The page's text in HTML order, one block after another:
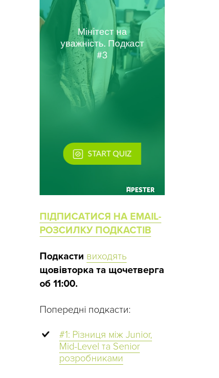
ПІДПИСАТИСЯ НА EMAIL-
РОЗСИЛКУ ПОДКАСТІВ
Подкасти виходять
щовівторка та щочетверга
об 11:00.
Попередні подкасти:
#1: Різниця між Junior,
Mid-Level та Senior
розробниками